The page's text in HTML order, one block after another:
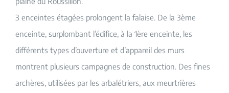
3 enceintes étagées prolongent la falaise. De la 3ème
enceinte, surplombant l’édifice, à la 1ère enceinte, les
différents types d’ouverture et d’appareil des murs
montrent plusieurs campagnes de construction. Des fines
archères, utilisées par les arbalétriers, aux meurtrières